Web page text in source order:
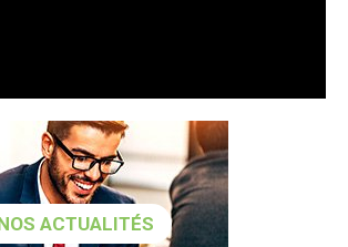
ACTUALITÉS